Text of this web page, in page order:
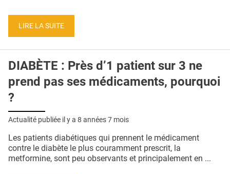
LIRE LA SUITE
DIABÈTE : Près d’1 patient sur 3 ne
prend pas ses médicaments, pourquoi
?
Actualité publiée il y a 8 années 7 mois
Les patients diabétiques qui prennent le médicament
contre le diabète le plus couramment prescrit, la
metformine, sont peu observants et principalement en ...